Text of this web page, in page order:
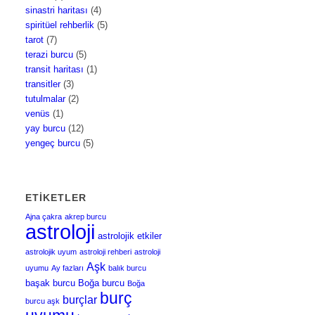
sinastri haritası (4)
spiritüel rehberlik (5)
tarot (7)
terazi burcu (5)
transit haritası (1)
transitler(3)
tutulmalar(2)
venüs (1)
yay burcu (12)
yengeç burcu (5)
ETIKETLER
Ajna çakra akrep burcu
astroloji astrolojik etkiler
astrolojik uyum astroloji rehberi astroloji
uyumu Ay fazları Aşk balık burcu
başak burcu Boğa burcu Boğa
burcu aşk burçlar burç